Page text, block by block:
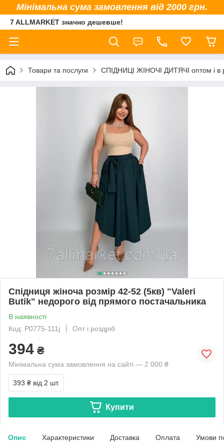
Мінімальна сума замовлення від 2000 грн.
7 ALLMARKET значно дешевше!
Товари та послуги СПІДНИЦІ ЖІНОЧІ ДИТЯЧІ оптом і в
Спідниця жіноча розмір 42-52 (5кв) "Valeri
Butik" недорого від прямого постачальника
В наявності
Код: P0775-111j
Опт і роздріб
394 ₴
Мінімальна сума замовлення на сайті — 2 000 ₴
393 ₴ від 2 шт.
Купити
Опис Характеристики Доставка Оплата Умови